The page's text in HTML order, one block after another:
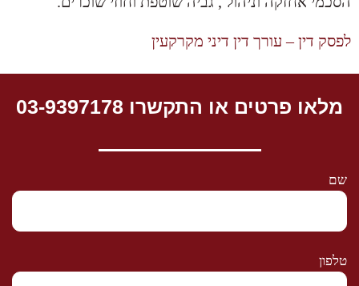
לפסק דין – עורך דין דיני מקרקעין
מלאו פרטים או התקשרו 03-9397178
שם
טלפון